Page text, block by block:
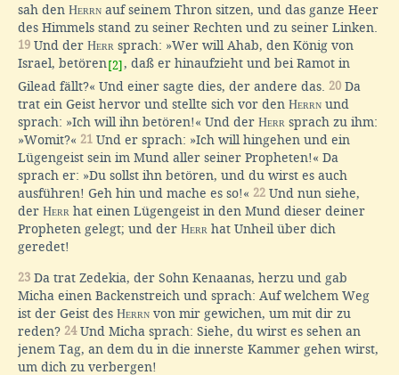
sah den Herrn auf seinem Thron sitzen, und das ganze Heer
des Himmels stand zu seiner Rechten und zu seiner Linken.
19 Und der Herr sprach: »Wer will Ahab, den König von
Israel, betören [2], daß er hinaufzieht und bei Ramot in
Gilead fällt?« Und einer sagte dies, der andere das. 20 Da
trat ein Geist hervor und stellte sich vor den Herrn und
sprach: »Ich will ihn betören!« Und der Herr sprach zu ihm:
»Womit?« 21 Und er sprach: »Ich will hingehen und ein
Lügengeist sein im Mund aller seiner Propheten!« Da
sprach er: »Du sollst ihn betören, und du wirst es auch
ausführen! Geh hin und mache es so!« 22 Und nun siehe,
der Herr hat einen Lügengeist in den Mund dieser deiner
Propheten gelegt; und der Herr hat Unheil über dich
geredet!
23 Da trat Zedekia, der Sohn Kenaanas, herzu und gab
Micha einen Backenstreich und sprach: Auf welchem Weg
ist der Geist des Herrn von mir gewichen, um mit dir zu
reden? 24Und Micha sprach: Siehe, du wirst es sehen an
jenem Tag, an dem du in die innerste Kammer gehen wirst,
um dich zu verbergen!